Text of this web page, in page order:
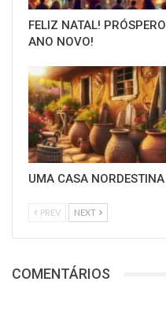
FELIZ NATAL! PRÓSPERO
ANO NOVO!
UMA CASA NORDESTINA
PREV NEXT
COMENTÁRIOS